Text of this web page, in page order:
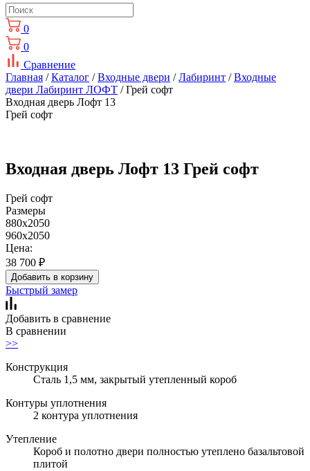
0
0
Сравнение
Главная /Каталог /Входные двери /Лабиринт /Входные
двери Лабиринт ЛОФТ / Грей софт
Входная дверь Лофт 13
Грей софт
Входная дверь Лофт 13 Грей софт
Грей софт
Размеры
880x2050
960x2050
Цена:
38 700 ₽
Добавить в корзину
Быстрый замер
Добавить в сравнение
В сравнении
>>
Конструкция
Сталь 1,5 мм, закрытый утепленный короб
Контуры уплотнения
2 контура уплотнения
Утепление
Короб и полотно двери полностью утеплено базальтовой
плитой